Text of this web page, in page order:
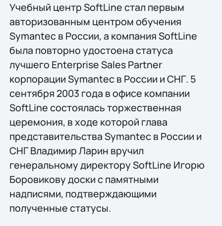
Учебный центр SoftLine стал первым
авторизованным центром обучения
Symantec в России, а компания SoftLine
была повторно удостоена статуса
лучшего Enterprise Sales Partner
корпорации Symantec в России и СНГ. 5
сентября 2003 года в офисе компании
SoftLine состоялась торжественная
церемония, в ходе которой глава
представительства Symantec в России и
СНГ Владимир Ларин вручил
генеральному директору SoftLine Игорю
Боровикову доски с памятными
надписями, подтверждающими
полученные статусы.